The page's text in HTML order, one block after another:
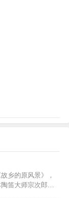
乡的原风景》，
笛大师宗次郎的